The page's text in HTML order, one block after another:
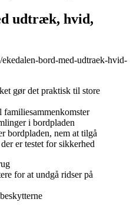
udtræk, hvid,
bord-med-udtraek-hvid-
gør det praktisk til store
familiesammenkomster
i bordpladen
bordpladen, nem at tilgå
er testet for sikkerhed
for at undgå ridser på